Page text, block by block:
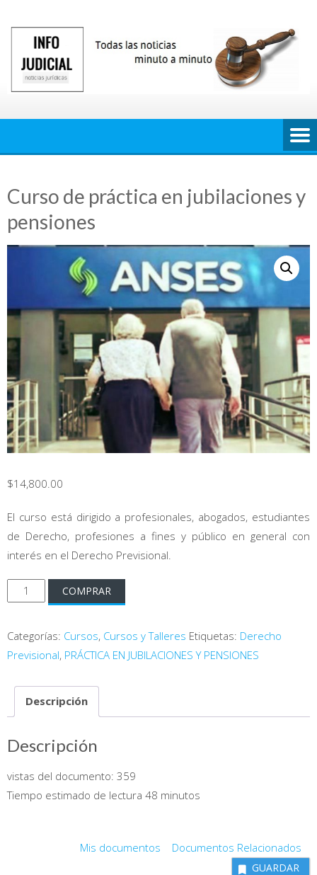
contenido
Curso de práctica en jubilaciones y
pensiones
$14,800.00
El curso está dirigido a profesionales, abogados, estudiantes
de Derecho, profesiones a fines y público en general con
interés en el Derecho Previsional.
Curso
de
en
Jubilaciones
Pensiones
cantidad
COMPRAR
Categorías: Cursos, Cursos y Talleres Etiquetas: Derecho
Previsional, PRÁCTICA EN JUBILACIONES Y PENSIONES
Descripción
Descripción
vistas del documento: 359
Tiempo estimado de lectura 48 minutos
Mis documentos Documentos Relacionados
GUARDAR